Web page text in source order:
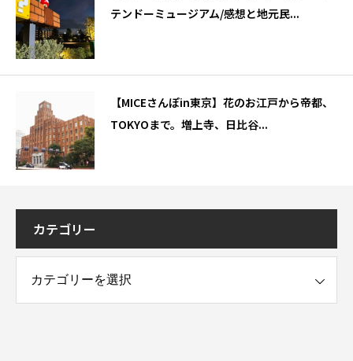
テンドーミュージアム/感想と地元民...
【MICEさんぽin東京】花のお江戸から帝都、
TOKYOまで。増上寺、日比谷...
カテゴリー